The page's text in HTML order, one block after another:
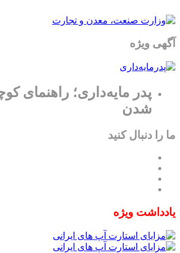
آگهی ویژه
پدر مایه‌داری؛ راهنمای
شدن
ما را دنبال کنید
یادداشت ویژه